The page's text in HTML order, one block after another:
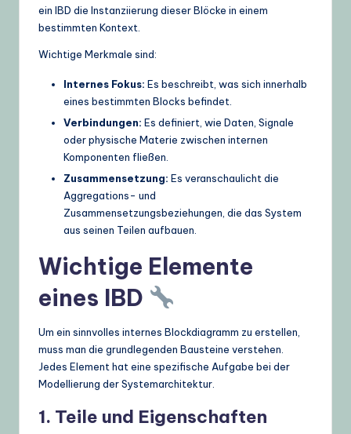
ein IBD die Instanziierung dieser Blöcke in einem
bestimmten Kontext.
Wichtige Merkmale sind:
Internes Fokus: Es beschreibt, was sich innerhalb
eines bestimmten Blocks befindet.
Verbindungen: Es definiert, wie Daten, Signale
oder physische Materie zwischen internen
Komponenten fließen.
Zusammensetzung: Es veranschaulicht die
Aggregations- und
Zusammensetzungsbeziehungen, die das System
aus seinen Teilen aufbauen.
Wichtige Elemente
eines IBD
Um ein sinnvolles internes Blockdiagramm zu erstellen,
muss man die grundlegenden Bausteine verstehen.
Jedes Element hat eine spezifische Aufgabe bei der
Modellierung der Systemarchitektur.
1. Teile und Eigenschaften